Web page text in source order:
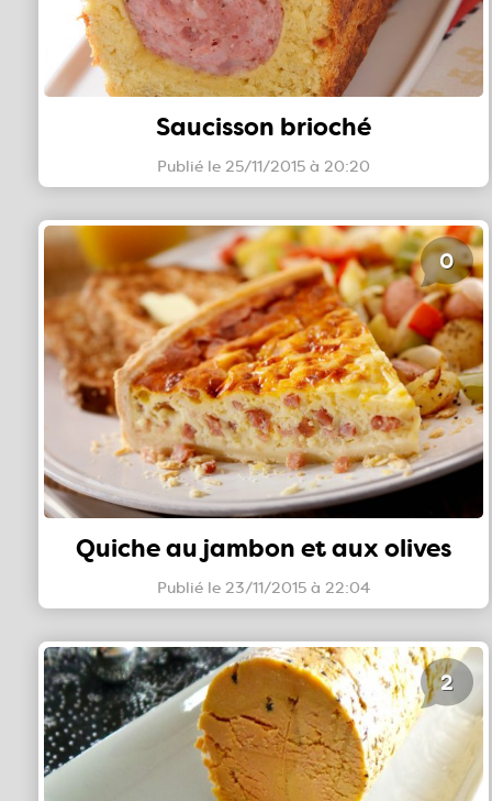
Saucisson brioché
Publié le 25/11/2015 à 20:20
Quiche au jambon et aux olives
Publié le 23/11/2015 à 22:04
0
2